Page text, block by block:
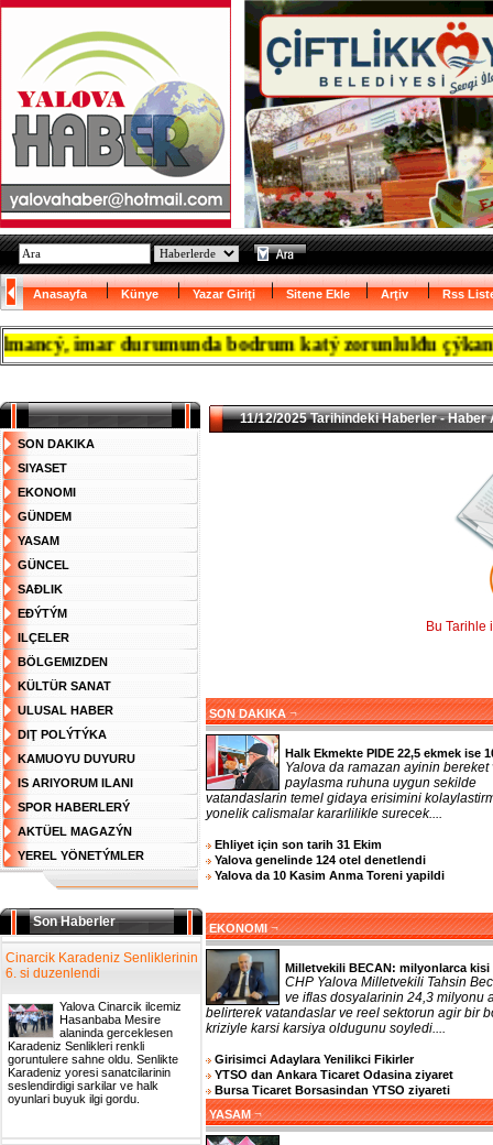
Anasayfa Künye Yazar Giriţi Sitene Ekle Arţiv Rss
imar durumunda bodrum katý zorunlulđu
SON DAKIKA
SIYASET
EKONOMI
GÜNDEM
YASAM
GÜNCEL
SAĐLIK
EĐÝTÝM
ILÇELER
BÖLGEMIZDEN
KÜLTÜR SANAT
ULUSAL HABER
DIŢ POLÝTÝKA
KAMUOYU DUYURU
IS ARIYORUM ILANI
SPOR HABERLERÝ
AKTÜEL MAGAZÝN
YEREL YÖNETÝMLER
Son Haberler
Cinarcik Karadeniz Senliklerinin
6. si duzenlendi
Yalova Cinarcik ilcemiz
Hasanbaba Mesire
alaninda gerceklesen
Karadeniz Senlikleri renkli
goruntulere sahne oldu. Senlikte
Karadeniz yoresi sanatcilarinin
seslendirdigi sarkilar ve halk
oyunlari buyuk ilgi gordu.
11/12/2025 Tarihindeki Haberler - Haber
Bu Tarihle
SON DAKIKA ¬
Halk Ekmekte PIDE 22,5 ekmek ise
Yalova da ramazan ayinin bereket
paylasma ruhuna uygun sekilde
vatandaslarin temel gidaya erisimini
yonelik calismalar kararlilikle surecek....
Ehliyet için son tarih 31 Ekim
Yalova genelinde 124 otel denetlendi
Yalova da 10 Kasim Anma Toreni yapildi
EKONOMI ¬
Milletvekili BECAN: milyonlarca kisi
CHP Yalova Milletvekili Tahsin
ve iflas dosyalarinin 24,3 milyonu
belirterek vatandaslar ve reel sektorun agir bir
kriziyle karsi karsiya oldugunu soyledi....
Girisimci Adaylara Yenilikci Fikirler
YTSO dan Ankara Ticaret Odasina ziyaret
Bursa Ticaret Borsasindan YTSO ziyareti
YASAM ¬